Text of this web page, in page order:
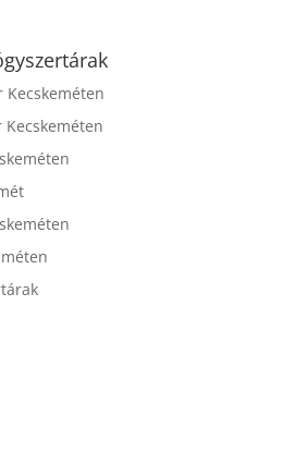
Kecskeméten
Kecskeméten